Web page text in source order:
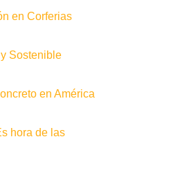
en Corferias
Sostenible
en América
hora de las